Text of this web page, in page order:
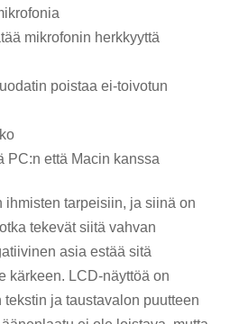
mikrofonin herkkyyttä
poistaa ei-toivotun
PC:n että Macin kanssa
tarpeisiin, ja siinä on
tekevät siitä vahvan
asia estää sitä
kärkeen. LCD-näyttöä on
ja taustavalon puutteen